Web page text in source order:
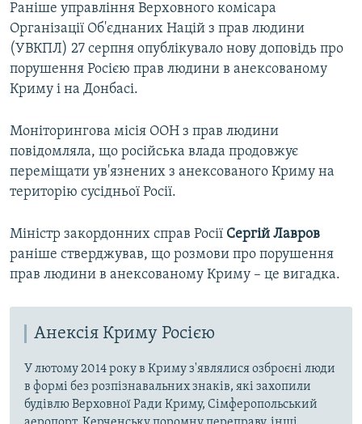
Раніше управління Верховного комісара
Організації Об'єднаних Націй з прав людини
(УВКПЛ) 27 серпня опублікувало нову доповідь про
порушення Росією прав людини в анексованому
Криму і на Донбасі.
Моніторингова місія ООН з прав людини
повідомляла, що російська влада продовжує
переміщати ув'язнених з анексованого Криму на
територію сусідньої Росії.
Міністр закордонних справ Росії Сергій Лавров
раніше стверджував, що розмови про порушення
прав людини в анексованому Криму – це вигадка.
Анексія Криму Росією
У лютому 2014 року в Криму з'являлися озброєні люди
в формі без розпізнавальних знаків, які захопили
будівлю Верховної Ради Криму, Сімферопольський